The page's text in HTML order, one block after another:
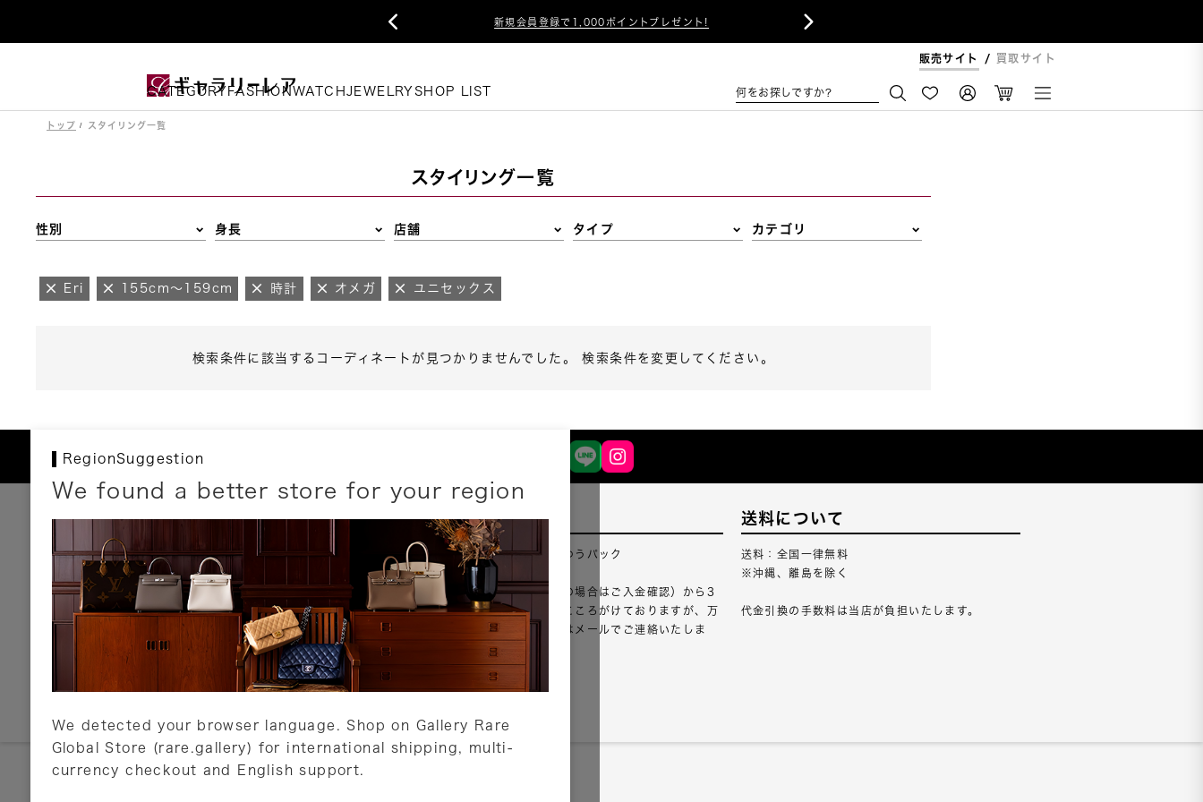
新規会員登録で1,000ポイントプレゼント!
 
販売サイト 買取サイト
CATEGORY FASHIONWATCHJEWELRY SHOP LIST 何をお探しですか?
トップ スタイリング一覧
スタイリング一覧
性別 身長 店舗 タイプ カテゴリ
Eri 155cm～159cm 時計 オメガ ユニセックス
検索条件に該当するコーディネートが見つかりませんでした。 検索条件を変更してください。
RegionSuggestion
We found a better store for your region
We detected your browser language. Shop on Gallery Rare
Global Store (rare.gallery) for international shipping, multi-
currency checkout and English support.
お支払いについて
以下のお支払方法が利用可能です。
クレジットカード
ショッピングローン
銀行振込・郵便振替
代金引換
Amazon Pay
PayPay
店頭支払い
詳しくはこちら
配送について
配送業者：佐川急便・ゆうパック
ご注文確認（銀行振込の場合はご入金確認）から3
営業日以内のご出荷をこころがけておりますが、万
が一出荷が遅れる場合はメールでご連絡いたしま
詳しくはこちら
送料について
送料：全国一律無料
※沖縄、離島を除く
代金引換の手数料は当店が負担いたします。